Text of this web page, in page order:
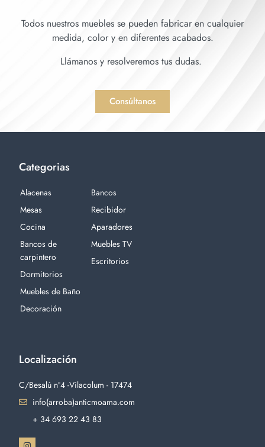
Todos nuestros muebles se pueden fabricar en cualquier
medida, color y en diferentes acabados.
Llámanos y resolveremos tus dudas.
Consúltanos
Categorias
Alacenas
Mesas
Cocina
Bancos de
carpintero
Dormitorios
Muebles de Baño
Decoración
Bancos
Recibidor
Aparadores
Muebles TV
Escritorios
Localización
C/Besalú nº4 -Vilacolum - 17474
info(arroba)anticmoama.com
+ 34 693 22 43 83